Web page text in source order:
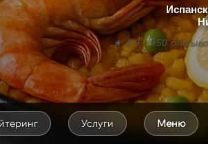
★ 4.9 · 950
Услуги Меню